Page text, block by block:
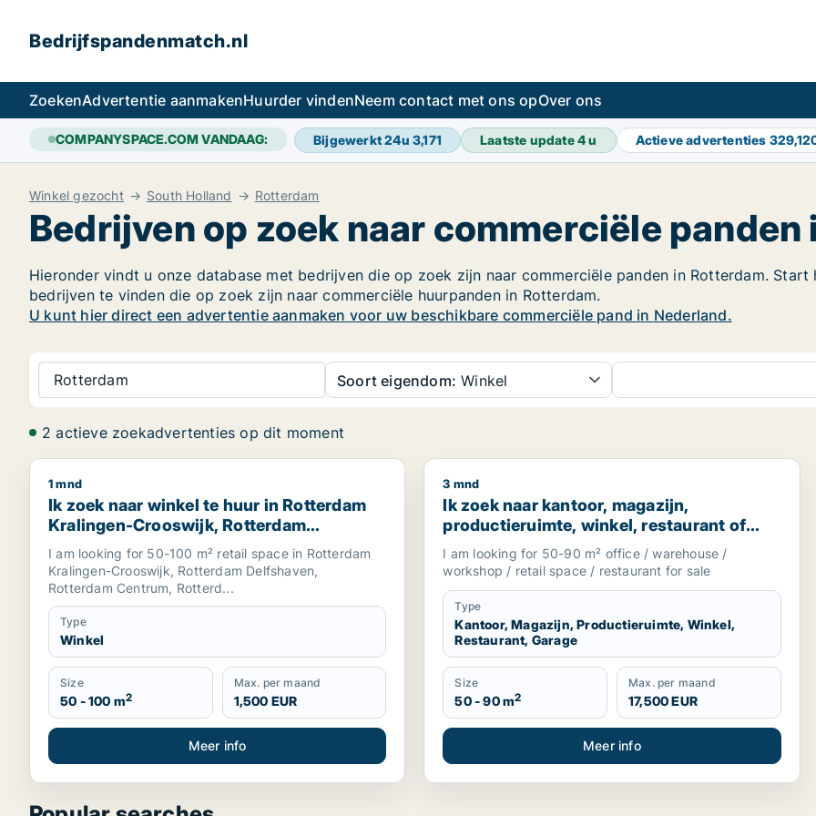
Bedrijfspandenmatch.nl
ZoekenAdvertentie aanmakenHuurder vindenNeem contact met ons opOver ons
COMPANYSPACE.COM VANDAAG: Bijgewerkt 24u 3,171 Laatste update4 u Actieve advertenties
Winkel gezocht South Holland Rotterdam
Bedrijven op zoek naar commerciële panden
Hieronder vindt u onze database met bedrijven die op zoek zijn naar commerciële panden in Rotterdam.
bedrijven te vinden die op zoek zijn naar commerciële huurpanden in Rotterdam.
U kunt hier direct een advertentie aanmaken voor uw beschikbare commerciële pand in Nederland.
Rotterdam Soort eigendom: Winkel
2 actieve zoekadvertenties op dit moment
Ik zoek naar winkel te huur in Rotterdam Kralingen-Crooswijk, Rotterdam Delfshaven of Rotterdam
1 mnd
Ik zoek naar winkel te huur in Rotterdam
Kralingen-Crooswijk, Rotterdam
Delfshaven of Rotterdam Centrumen
meer, The Netherlands
I am looking for 50-100 m² retail space in Rotterdam
Kralingen-Crooswijk, Rotterdam Delfshaven,
Rotterdam Centrum, Rotterd...
Type
Winkel
Size
50 - 100 m2
Max. per maand
1,500 EUR
Meer info
Ik zoek naar kantoor, magazijn, productieruimte,
3 mnd
Ik zoek naar kantoor, magazijn,
productieruimte, winkel, restaurant of
garage te koop in South Holland, The
Netherlands
I am looking for 50-90 m² office / warehouse /
workshop / retail space / restaurant for sale
Type
Kantoor, Magazijn, Productieruimte, Winkel,
Restaurant, Garage
Size
50 - 90 m2
Max. per maand
17,500 EUR
Meer info